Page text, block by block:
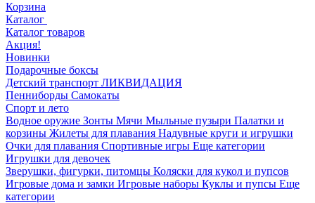
Корзина
Каталог
Каталог товаров
Акция!
Новинки
Подарочные боксы
Детский транспорт ЛИКВИДАЦИЯ
Пенниборды Самокаты
Спорт и лето
Водное оружие Зонты Мячи Мыльные пузыри Палатки и
корзины Жилеты для плавания Надувные круги и игрушки
Очки для плавания Спортивные игры Еще категории
Игрушки для девочек
Зверушки, фигурки, питомцы Коляски для кукол и пупсов
Игровые дома и замки Игровые наборы Куклы и пупсы Еще
категории